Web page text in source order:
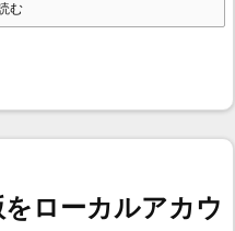
む
ローカルアカウ